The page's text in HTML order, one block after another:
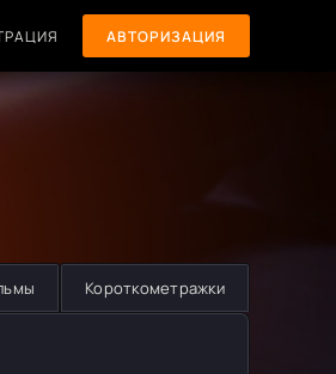
АВТОРИЗАЦИЯ
Короткометражки